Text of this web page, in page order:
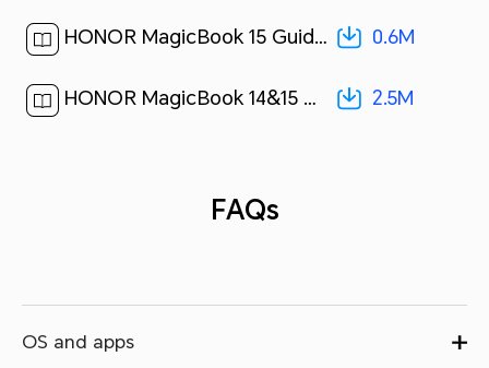
HONOR MagicBook 15 Guide d'utilisation-(BMH-WDQ9HN,01,win11,fr)[ 0.6M ] 0.6M
HONOR MagicBook 14&15 Guide de démarrage rapide(NMH-WDQ9HN,BMH-WDQ9HN,01,fr-FR)[ 2.5M ] 2.5M
FAQs
OS and apps